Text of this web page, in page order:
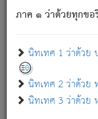
ภาค ๑ ว่าด้วยทุกขอ
นิทเทศ 1 ว่าด้วย
นิทเทศ 2 ว่าด้วย
นิทเทศ 3 ว่าด้วย
ภพ ว่ามีได้เพราะวิภพ
ปวงนั้น ก็ยังสลัดภพอ
ก็ทุกข์นี้มีขึ้น เพร
เพราะความสิ้นไ
ทุกข์จึงไม่มี.
ท่านจงดูโลกนี้เถิ
แน่นบังหนาแล้ว; แล